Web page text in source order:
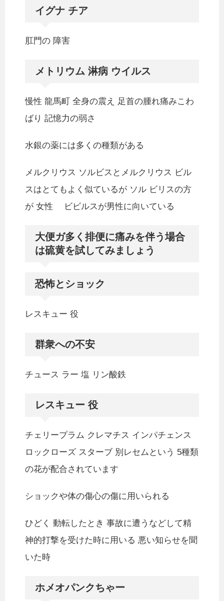
イグナ チア
肛門の 障害
メトリウム 淋病 ウイルス
慢性 龍馬町 全身の震え 足首の腫れ痛みこわ
ばり 記憶力の弱さ
水銀の薬には多くの種類がある
メルクリウス ソルビスとメルクリウス ビル
スはとてもよく似ているが ソル ビリスの方
が 女性 ビビルスが男性に向いている
大便ガ多く排便に痛みを伴う場合
は硫黄を試してみましょう
恐怖とショック
レスキュー 役
群衆への不安
チュース ラー 塩 リン酸鉄
レスキュー 役
チェリープラム クレマチス インパチェンス
ロックローズ スターブ 別レセムという 5種類
の花が配合されています
ショックや体の傷心の傷に用いられる
ひどく 動転したとき 事故に遭うなどして精
神的打撃を受けた時に用いる 悪い知らせを聞
いた時
ホメオパンクちゃー